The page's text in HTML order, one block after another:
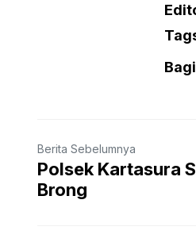
Berita Sebelumnya
Polsek Kartasura
Brong